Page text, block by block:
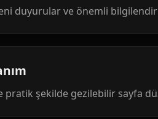
duyurular ve önemli
pratik şekilde gezilebilir sayfa